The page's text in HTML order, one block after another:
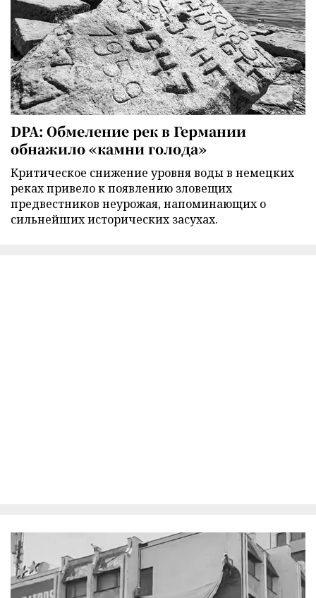
DPA: Обмеление рек в Германии
обнажило «камни голода»
Критическое снижение уровня воды в немецких
реках привело к появлению зловещих
предвестников неурожая, напоминающих о
сильнейших исторических засухах.